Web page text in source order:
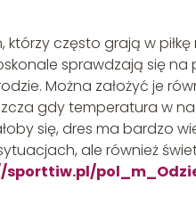
często grają w
sprawdzają się na
Można założyć je
gdy temperatura w
się, dres ma bardzo
ale również
sporttiw.pl/